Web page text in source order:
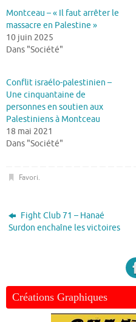
Montceau – « Il faut arrêter le
massacre en Palestine »
10 juin 2025
Dans "Société"
Conflit israélo-palestinien –
Une cinquantaine de
personnes en soutien aux
Palestiniens à Montceau
18 mai 2021
Dans "Société"
Favori.
Fight Club 71 – Hanaé
Surdon enchaîne les victoires
Créations Graphiques